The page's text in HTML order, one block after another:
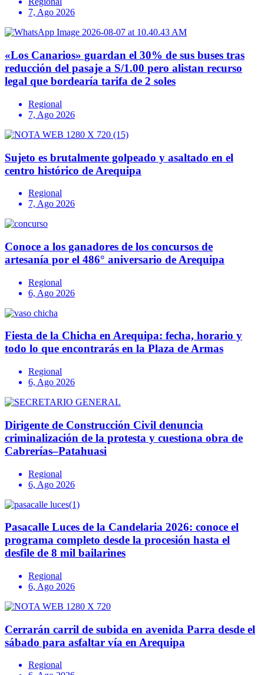
7, Ago 2026
«Los Canarios» guardan el 30% de sus buses tras
reducción del pasaje a S/1.00 pero alistan recurso
legal que bordearía tarifa de 2 soles
Regional
7, Ago 2026
Sujeto es brutalmente golpeado y asaltado en el
centro histórico de Arequipa
Regional
7, Ago 2026
Conoce a los ganadores de los concursos de
artesanía por el 486° aniversario de Arequipa
Regional
6, Ago 2026
Fiesta de la Chicha en Arequipa: fecha, horario y
todo lo que encontrarás en la Plaza de Armas
Regional
6, Ago 2026
Dirigente de Construcción Civil denuncia
criminalización de la protesta y cuestiona obra de
Cabrerías–Patahuasi
Regional
6, Ago 2026
Pasacalle Luces de la Candelaria 2026: conoce el
programa completo desde la procesión hasta el
desfile de 8 mil bailarines
Regional
6, Ago 2026
Cerrarán carril de subida en avenida Parra desde el
sábado para asfaltar vía en Arequipa
Regional